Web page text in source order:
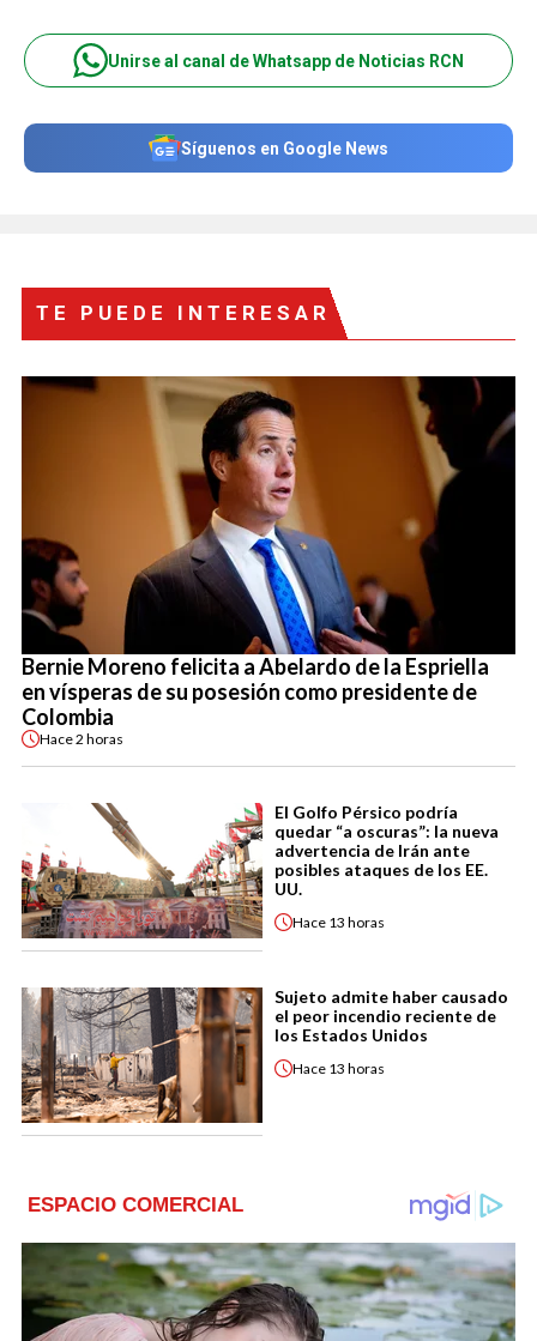
Unirse al canal de Whatsapp de Noticias RCN
Síguenos en Google News
TE PUEDE INTERESAR
Bernie Moreno felicita a Abelardo de la Espriella
en vísperas de su posesión como presidente de
Colombia
Hace2 horas
El Golfo Pérsico podría
quedar “a oscuras”: la nueva
advertencia de Irán ante
posibles ataques de los EE.
UU.
Hace 13 horas
Sujeto admite haber causado
el peor incendio reciente de
los Estados Unidos
Hace 13 horas